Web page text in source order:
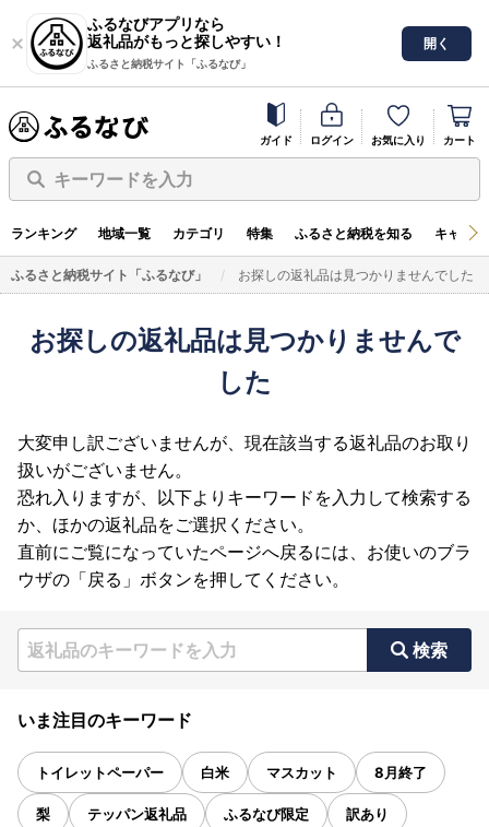
ふるなびアプリなら
返礼品がもっと探しやすい！
ふるさと納税サイト「ふるなび」
開く
ガイド ログイン お気に入り カート
キーワードを入力
ランキング 地域一覧 カテゴリ 特集 ふるさと納税を知る キャン
ふるさと納税サイト「ふるなび」 お探しの返礼品は見つかりませんでした
お探しの返礼品は見つかりませんで
した
大変申し訳ございませんが、現在該当する返礼品のお取り
扱いがございません。
恐れ入りますが、以下よりキーワードを入力して検索する
か、ほかの返礼品をご選択ください。
直前にご覧になっていたページへ戻るには、お使いのブラ
ウザの「戻る」ボタンを押してください。
検索
いま注目のキーワード
トイレットペーパー 白米 マスカット 8月終了
梨 テッパン返礼品 ふるなび限定 訳あり